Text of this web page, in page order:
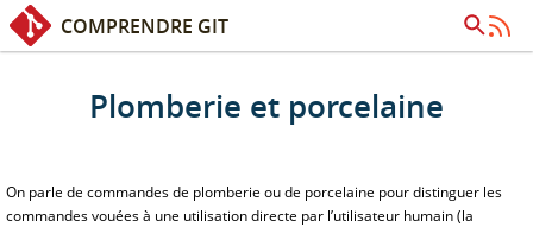
Accès rapide : Contenu
COMPRENDRE GIT
Plomberie et porcelaine
On parle de commandes de plomberie ou de porcelaine pour distinguer les
commandes vouées à une utilisation directe par l’utilisateur humain (la